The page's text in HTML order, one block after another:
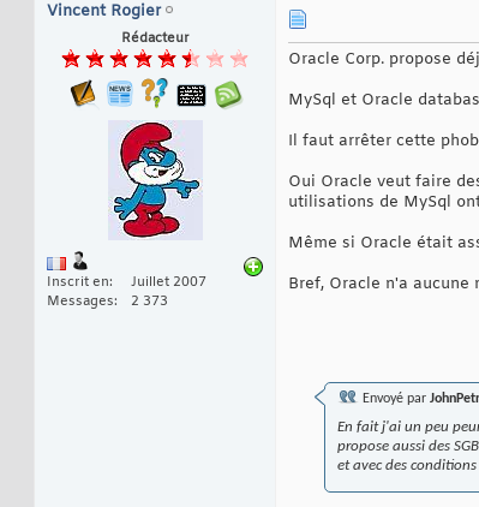
Vincent Rogier
Rédacteur
Inscrit en
Juillet 2007
Messages
2 373
Oracle Corp. propose
MySql et Oracle
Il faut arrêter cette
Oui Oracle veut faire
utilisations de MySql
Même si Oracle était
Bref, Oracle n'a
Envoyé par
En fait j'ai un peu
propose aussi des
et avec des